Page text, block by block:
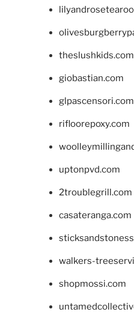
theslushkids.com
giobastian.com
glpascensori.com
rifloorepoxy.com
uptonpvd.com
2troublegrill.com
casateranga.com
walkers-
shopmossi.com